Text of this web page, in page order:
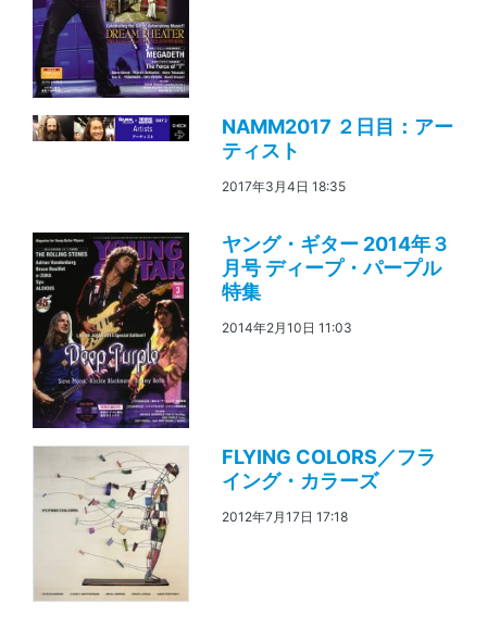
NAMM2017 ２日目：アー
ティスト
2017年3月4日 18:35
ヤング・ギター 2014年３
月号 ディープ・パープル
特集
2014年2月10日 11:03
FLYING COLORS／フラ
イング・カラーズ
2012年7月17日 17:18